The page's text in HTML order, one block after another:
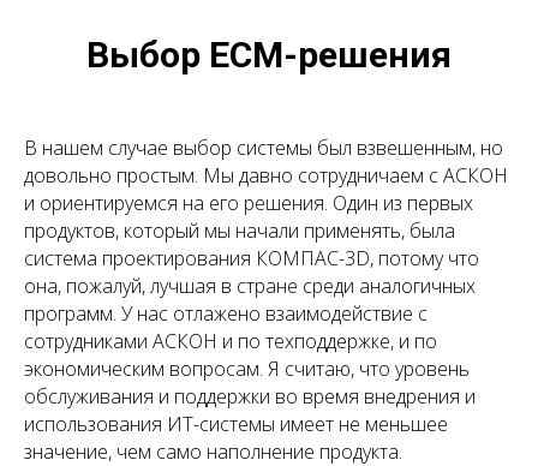
Выбор ECM-решения
В нашем случае выбор системы был взвешенным, но
довольно простым. Мы давно сотрудничаем с АСКОН
и ориентируемся на его решения. Один из первых
продуктов, который мы начали применять, была
система проектирования КОМПАС-3D, потому что
она, пожалуй, лучшая в стране среди аналогичных
программ. У нас отлажено взаимодействие с
сотрудниками АСКОН и по техподдержке, и по
экономическим вопросам. Я считаю, что уровень
обслуживания и поддержки во время внедрения и
использования ИТ-системы имеет не меньшее
значение, чем само наполнение продукта.